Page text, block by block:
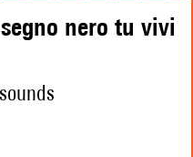
nero tu vivi